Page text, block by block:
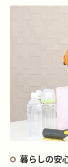
暮らしの安